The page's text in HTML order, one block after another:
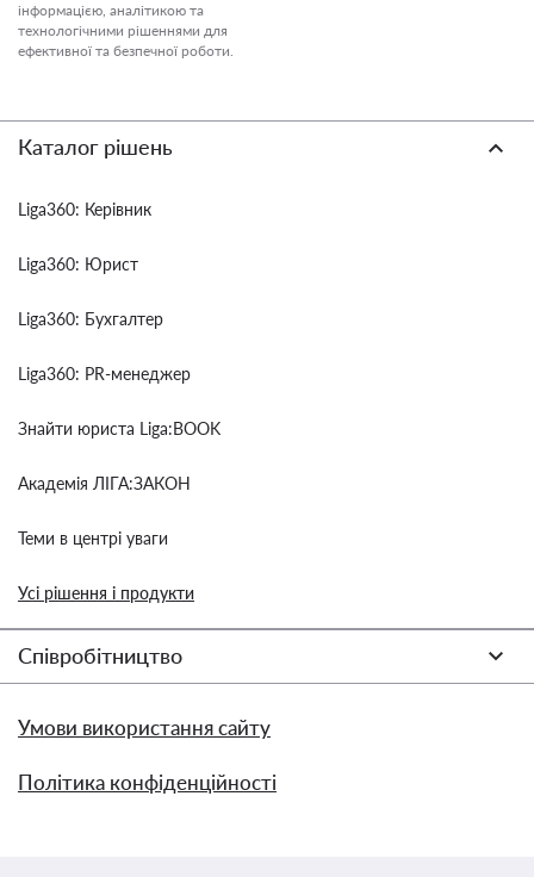
інформацією, аналітикою та
технологічними рішеннями для
ефективної та безпечної роботи.
Каталог рішень
Liga360: Керівник
Liga360: Юрист
Liga360: Бухгалтер
Liga360: PR-менеджер
Знайти юриста Liga:BOOK
Академія ЛІГА:ЗАКОН
Теми в центрі уваги
Усі рішення і продукти
Співробітництво
Умови використання сайту
Політика конфіденційності